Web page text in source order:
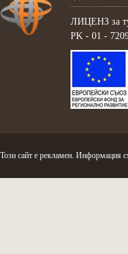
ЛИЦЕНЗ за
PK - 01 -
Този сайт е рекламен. Информация